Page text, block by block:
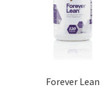
Forever Lean